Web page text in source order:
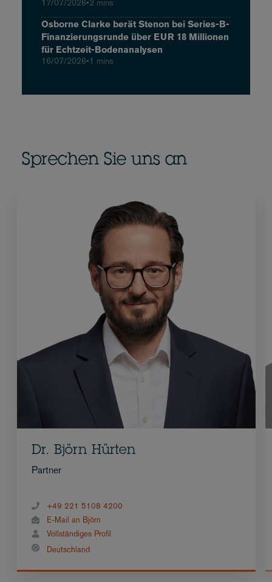
17/07/2026•2 mins
Osborne Clarke berät Stenon bei Series-B-
Finanzierungsrunde über EUR 18 Millionen
für Echtzeit-Bodenanalysen
16/07/2026•1 mins
Sprechen Sie uns an
Dr. Björn Hürten
Partner
+49 221 5108 4200
E-Mail an Björn
Vollständiges Profil
Deutschland